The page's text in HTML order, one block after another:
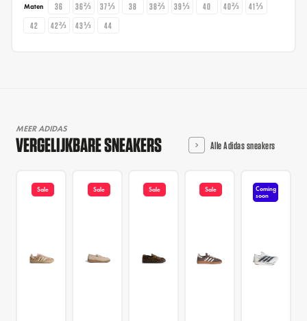
Maten 36 36⅔ 37⅓ 38 38⅔ 39⅓ 40 40⅔
41⅓
42
42⅔ 43⅓ 44
MEER ADIDAS
VERGELIJKBARE SNEAKERS Alle Adidas sneakers
Sale Sale Sale Sale
Coming
soon